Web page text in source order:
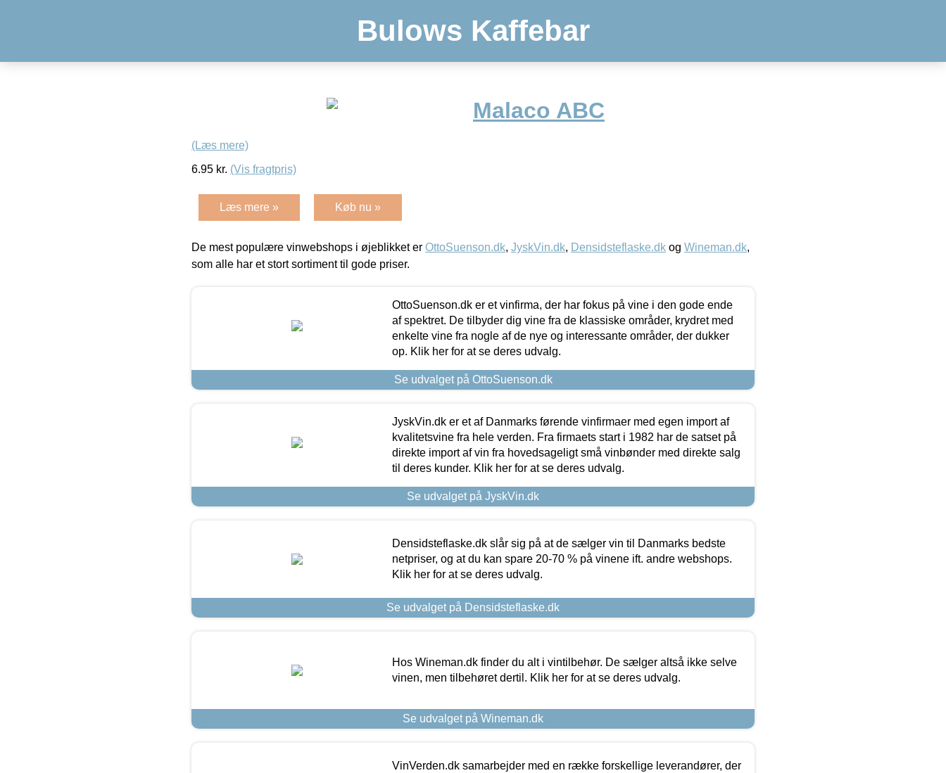
Bulows Kaffebar
Malaco ABC
(Læs mere)
6.95 kr. (Vis fragtpris)
Læs mere » Køb nu »
De mest populære vinwebshops i øjeblikket er OttoSuenson.dk, JyskVin.dk, Densidsteflaske.dk og Wineman.dk,
som alle har et stort sortiment til gode priser.
OttoSuenson.dk er et vinfirma, der har fokus på vine i den gode ende
af spektret. De tilbyder dig vine fra de klassiske områder, krydret med
enkelte vine fra nogle af de nye og interessante områder, der dukker
op. Klik her for at se deres udvalg.
Se udvalget på OttoSuenson.dk
JyskVin.dk er et af Danmarks førende vinfirmaer med egen import af
kvalitetsvine fra hele verden. Fra firmaets start i 1982 har de satset på
direkte import af vin fra hovedsageligt små vinbønder med direkte salg
til deres kunder. Klik her for at se deres udvalg.
Se udvalget på JyskVin.dk
Densidsteflaske.dk slår sig på at de sælger vin til Danmarks bedste
netpriser, og at du kan spare 20-70 % på vinene ift. andre webshops.
Klik her for at se deres udvalg.
Se udvalget på Densidsteflaske.dk
Hos Wineman.dk finder du alt i vintilbehør. De sælger altså ikke selve
vinen, men tilbehøret dertil. Klik her for at se deres udvalg.
Se udvalget på Wineman.dk
VinVerden.dk samarbejder med en række forskellige leverandører, der